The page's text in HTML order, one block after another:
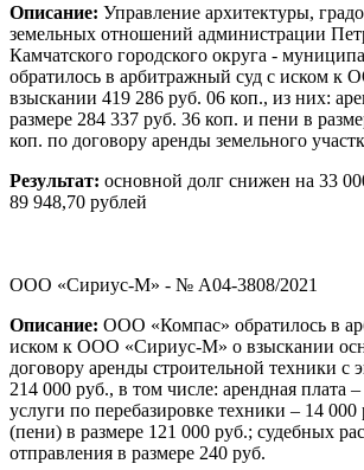
Описание: Управление архитектуры,
земельных отношений администрации
Камчатского городского округа -
обратилось в арбитражный суд с иском
взыскании 419 286 руб. 06 коп., из них:
размере 284 337 руб. 36 коп. и пени в
коп. по договору аренды земельного
Результат: основной долг снижен на 33
89 948,70 рублей
ООО «Сириус-М» - № А04-3808/2021
Описание: ООО «Компас» обратилось в
иском к ООО «Сириус-М» о взыскании
договору аренды строительной техники с
214 000 руб., в том числе: арендная плата
услуги по перебазировке техники – 14 000
(пени) в размере 121 000 руб.; судебных
отправления в размере 240 руб.